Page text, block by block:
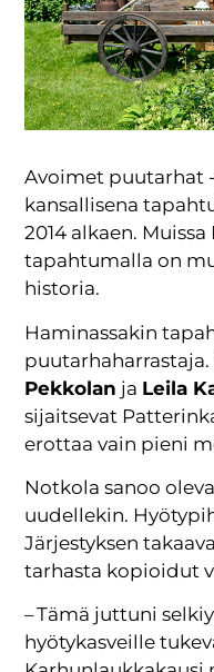
Avoimet puutarhat
kansallisena
2014 alkaen.
tapahtumalla on
historia.
Haminassakin
Pekkolan ja Leila
sijaitsevat
erottaa vain pieni
Notkola sanoo
uudellekin.
Järjestyksen
tarhasta kopioidut
– Tämä juttuni
hyötykasveille